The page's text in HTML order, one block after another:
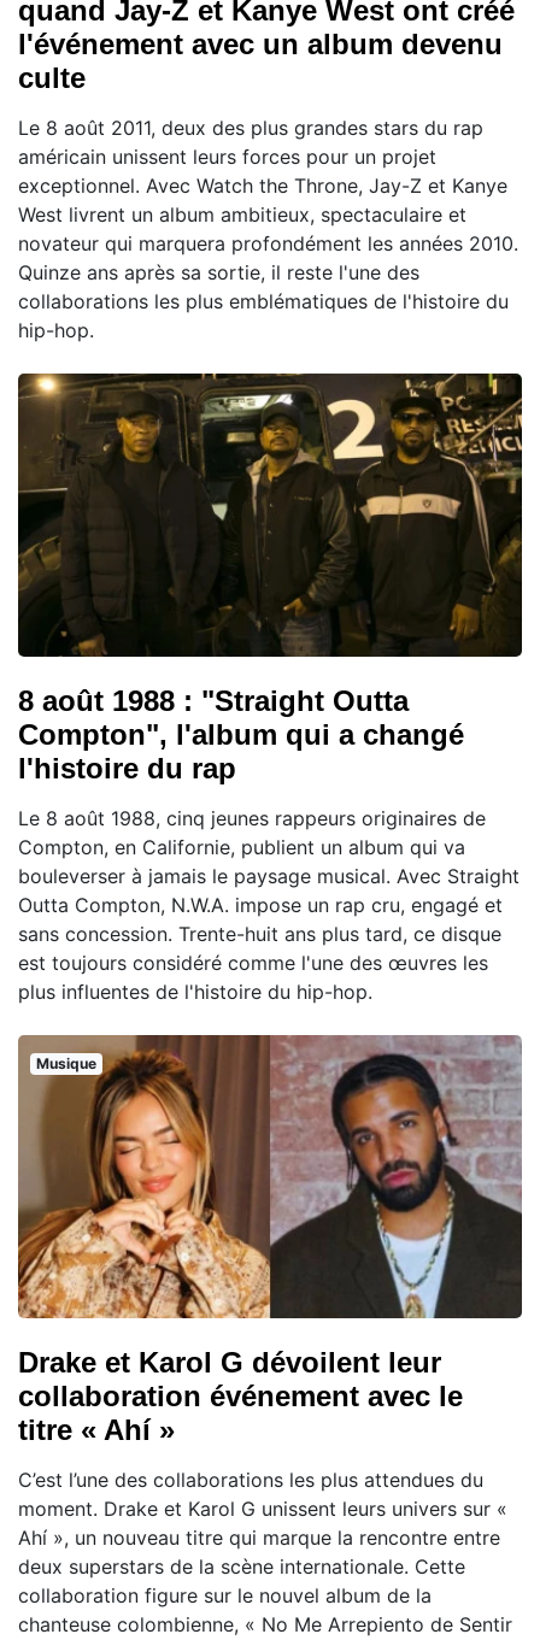
quand Jay-Z et Kanye West ont créé
l'événement avec un album devenu
culte
Le 8 août 2011, deux des plus grandes stars du rap
américain unissent leurs forces pour un projet
exceptionnel. Avec Watch the Throne, Jay-Z et Kanye
West livrent un album ambitieux, spectaculaire et
novateur qui marquera profondément les années 2010.
Quinze ans après sa sortie, il reste l'une des
collaborations les plus emblématiques de l'histoire du
hip-hop.
8 août 1988 : "Straight Outta
Compton", l'album qui a changé
l'histoire du rap
Le 8 août 1988, cinq jeunes rappeurs originaires de
Compton, en Californie, publient un album qui va
bouleverser à jamais le paysage musical. Avec Straight
Outta Compton, N.W.A. impose un rap cru, engagé et
sans concession. Trente-huit ans plus tard, ce disque
est toujours considéré comme l'une des œuvres les
plus influentes de l'histoire du hip-hop.
Musique
Drake et Karol G dévoilent leur
collaboration événement avec le
titre « Ahí »
C’est l’une des collaborations les plus attendues du
moment. Drake et Karol G unissent leurs univers sur «
Ahí », un nouveau titre qui marque la rencontre entre
deux superstars de la scène internationale. Cette
collaboration figure sur le nouvel album de la
chanteuse colombienne, « No Me Arrepiento de Sentir